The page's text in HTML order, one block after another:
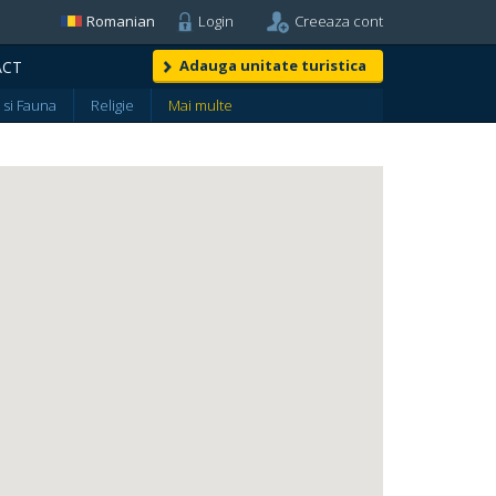
Login Creeaza cont
Romanian
Adauga unitate turistica
Fauna Religie Mai multe